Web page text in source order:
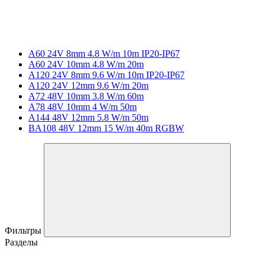
A60 24V 8mm 4.8 W/m 10m IP20-IP67
A60 24V 10mm 4.8 W/m 20m
A120 24V 8mm 9.6 W/m 10m IP20-IP67
A120 24V 12mm 9.6 W/m 20m
A72 48V 10mm 3.8 W/m 60m
A78 48V 10mm 4 W/m 50m
A144 48V 12mm 5.8 W/m 50m
BA108 48V 12mm 15 W/m 40m RGBW
Фильтры
Разделы